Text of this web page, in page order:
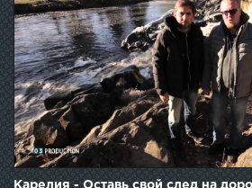
Карелия - Оставь свой след на